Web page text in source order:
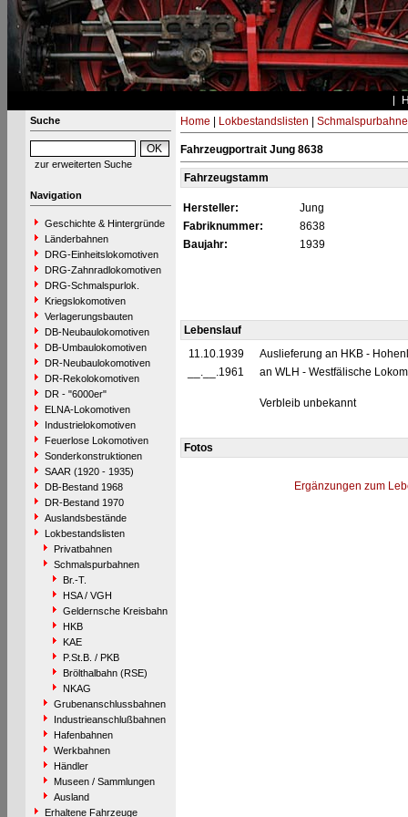
Suche
zur erweiterten Suche
Navigation
Geschichte & Hintergründe
Länderbahnen
DRG-Einheitslokomotiven
DRG-Zahnradlokomotiven
DRG-Schmalspurlok.
Kriegslokomotiven
Verlagerungsbauten
DB-Neubaulokomotiven
DB-Umbaulokomotiven
DR-Neubaulokomotiven
DR-Rekolokomotiven
DR - "6000er"
ELNA-Lokomotiven
Industrielokomotiven
Feuerlose Lokomotiven
Sonderkonstruktionen
SAAR (1920 - 1935)
DB-Bestand 1968
DR-Bestand 1970
Auslandsbestände
Lokbestandslisten
Privatbahnen
Schmalspurbahnen
Br.-T.
HSA / VGH
Geldernsche Kreisbahn
HKB
KAE
P.St.B. / PKB
Brölthalbahn (RSE)
NKAG
Grubenanschlussbahnen
Industrieanschlußbahnen
Hafenbahnen
Werkbahnen
Händler
Museen / Sammlungen
Ausland
Erhaltene Fahrzeuge
Home Lokbestandslisten
Fahrzeugportrait Jung 8638
Fahrzeugstamm
Hersteller:
Jung
Fabriknummer:
8638
Baujahr:
1939
Lebenslauf
11.10.1939
Auslieferung an HKB -
__.__.1961
an WLH - Westfälische
Verbleib unbekannt
Fotos
Ergänzungen zum